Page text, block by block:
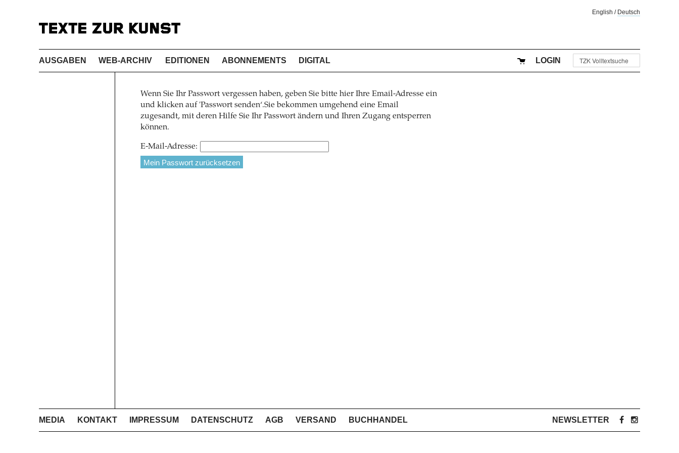
English / Deutsch
AUSGABEN WEB-ARCHIV EDITIONEN ABONNEMENTS DIGITAL LOGIN
Wenn Sie Ihr Passwort vergessen haben, geben Sie bitte hier Ihre Email-Adresse ein
und klicken auf 'Passwort senden‘.Sie bekommen umgehend eine Email
zugesandt, mit deren Hilfe Sie Ihr Passwort ändern und Ihren Zugang entsperren
können.
E-Mail-Adresse:
MEDIA KONTAKT IMPRESSUM DATENSCHUTZ AGB VERSAND BUCHHANDEL NEWSLETTER